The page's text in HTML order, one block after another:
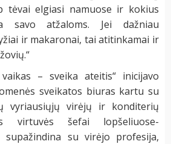
tėvai elgiasi namuose ir kokius
savo atžaloms. Jei dažniau
ir makaronai, tai atitinkamai ir
– sveika ateitis“ inicijavo
sveikatos biuras kartu su
vyriausiųjų virėjų ir konditerių
virtuvės šefai lopšeliuose-
supažindina su virėjo profesija,